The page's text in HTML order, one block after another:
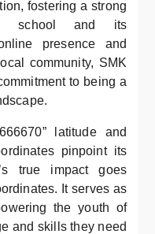
fostering a strong
school and its
presence and
community, SMK
to being a
latitude and
pinpoint its
true impact goes
It serves as
the youth of
and skills they need